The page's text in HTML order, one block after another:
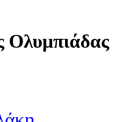
Ολυμπιάδας